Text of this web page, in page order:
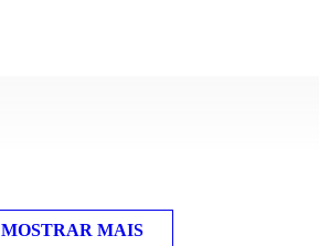
MOSTRAR MAIS